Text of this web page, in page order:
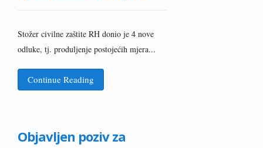
Stožer civilne zaštite RH donio je 4 nove
odluke, tj. produljenje postojećih mjera...
Continue Reading
Objavljen poziv za